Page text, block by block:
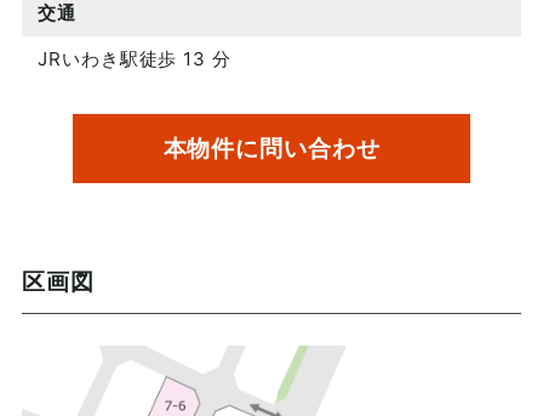
交通
JRいわき駅徒歩 13 分
本物件に問い合わせ
区画図